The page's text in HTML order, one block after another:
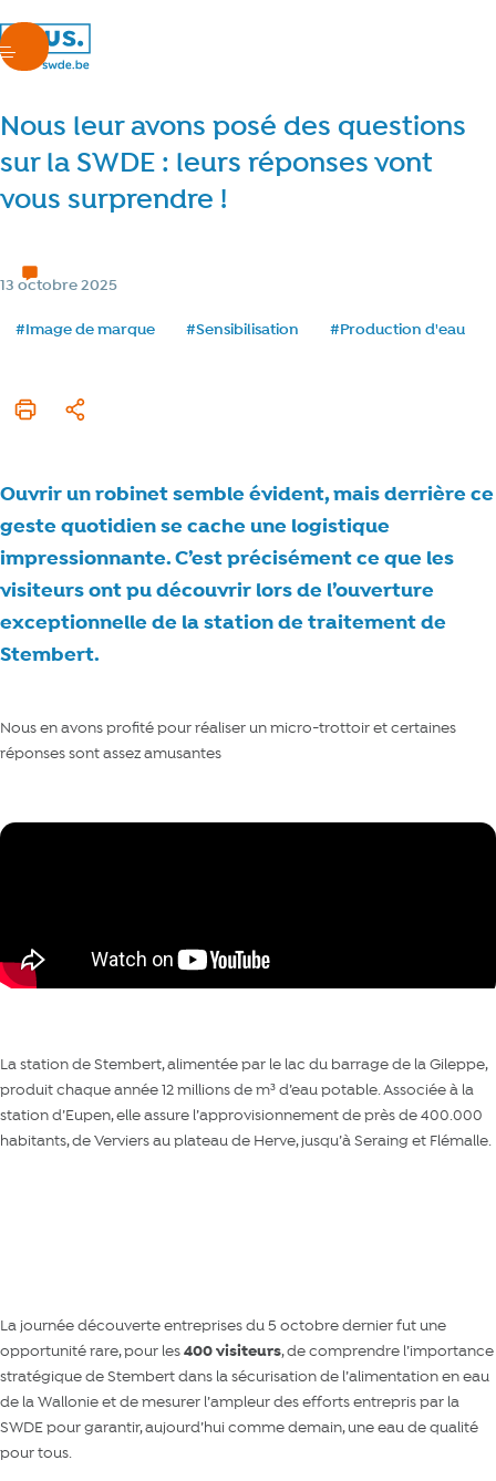
nous.swde
menu
Nous leur avons posé des questions
sur la SWDE : leurs réponses vont
vous surprendre !
Catégorie Temps de lecture
Date de publication
13 octobre 2025
Tags
#Image de marque #Sensibilisation #Production d'eau
Imprimer cet article
Partager
Ouvrir un robinet semble évident, mais derrière ce
geste quotidien se cache une logistique
impressionnante. C’est précisément ce que les
visiteurs ont pu découvrir lors de l’ouverture
exceptionnelle de la station de traitement de
Stembert.
Nous en avons profité pour réaliser un micro-trottoir et certaines
réponses sont assez amusantes
La station de Stembert, alimentée par le lac du barrage de la Gileppe,
produit chaque année 12 millions de m³ d’eau potable. Associée à la
station d’Eupen, elle assure l’approvisionnement de près de 400.000
habitants, de Verviers au plateau de Herve, jusqu’à Seraing et Flémalle.
La journée découverte entreprises du 5 octobre dernier fut une
opportunité rare, pour les400 visiteurs, de comprendre l’importance
stratégique de Stembert dans la sécurisation de l’alimentation en eau
de la Wallonie et de mesurer l’ampleur des efforts entrepris par la
SWDE pour garantir, aujourd’hui comme demain, une eau de qualité
pour tous.